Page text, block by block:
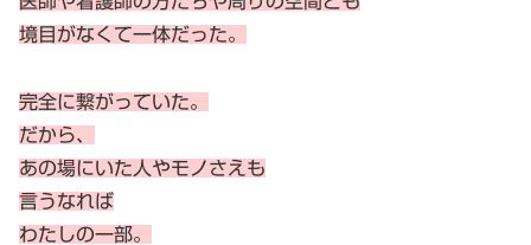
境目がなくて一体だった。
完全に繋がっていた。
だから、
あの場にいた人やモノさえも
言うなれば
わたしの一部。